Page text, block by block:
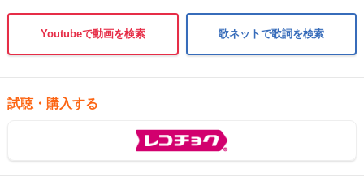
Youtubeで動画を検索 歌ネットで歌詞を検索
試聴・購入する